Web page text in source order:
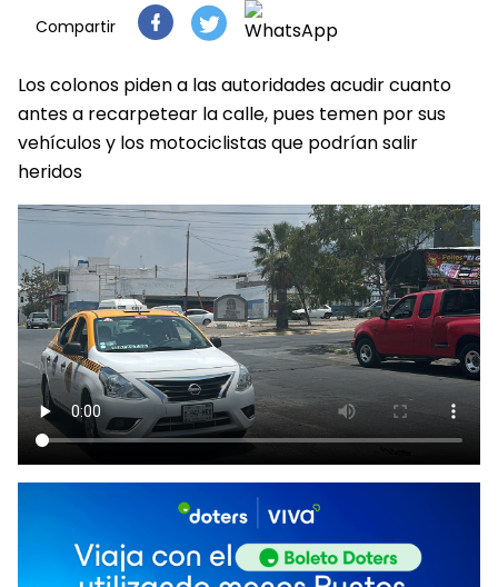
Compartir
Los colonos piden a las autoridades acudir cuanto
antes a recarpetear la calle, pues temen por sus
vehículos y los motociclistas que podrían salir
heridos